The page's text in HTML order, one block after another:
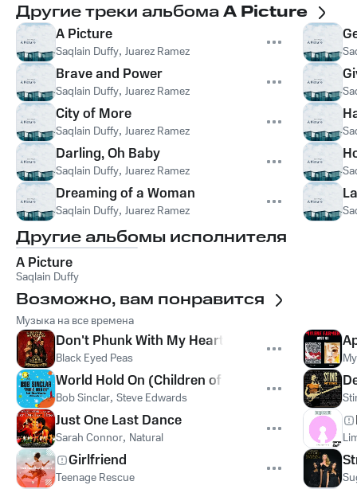
Другие треки альбомаA Picture
A Picture
Saqlain Duffy, Juarez Ramez
Brave and Power
Saqlain Duffy, Juarez Ramez
City of More
Saqlain Duffy, Juarez Ramez
Darling, Oh Baby
Saqlain Duffy, Juarez Ramez
Dreaming of a Woman
Saqlain Duffy, Juarez Ramez
Другие альбомы исполнителя
A Picture
Saqlain Duffy
Возможно, вам понравится
Музыка на все времена
Don't Phunk With My Heart
Black Eyed Peas
World Hold On (Children of the Sky)
Bob Sinclar, Steve Edwards
Just One Last Dance
Sarah Connor, Natural
Girlfriend
Teenage Rescue